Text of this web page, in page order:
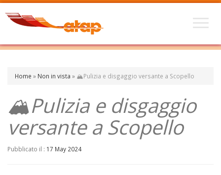
Home » Non in vista » 🏔️Pulizia e disgaggio versante a Scopello
🏔️Pulizia e disgaggio
versante a Scopello
Pubblicato il : 17 May 2024